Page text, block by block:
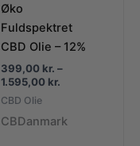
Øko
Fuldspektret
CBD Olie – 12%
399,00 kr. –
1.595,00 kr.Prisinterval:
1.595,00 kr.
CBD Olie
CBDanmark